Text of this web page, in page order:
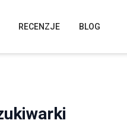
RECENZJE BLOG